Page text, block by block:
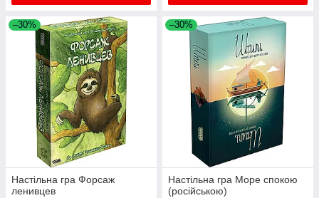
–30%
Настільна гра Форсаж
ленивцев
–30%
Настільна гра Море спокою
(російською)